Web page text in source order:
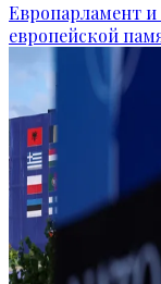
Европарламент
европейской